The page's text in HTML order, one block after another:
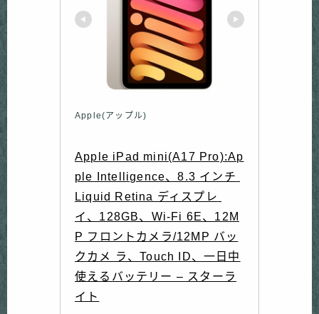
Apple(アップル)
Apple iPad mini(A17 Pro):Ap
ple Intelligence、8.3 インチ
Liquid Retina ディスプレ
イ、128GB、Wi-Fi 6E、12M
P フロントカメラ/12MP バッ
クカメ ラ、Touch ID、一日中
使えるバッテリー ‒ スターラ
イト